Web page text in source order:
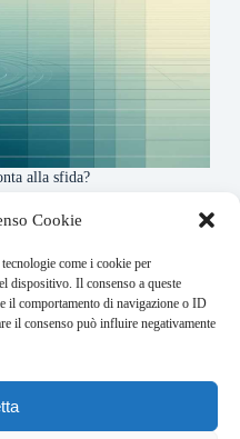
Cookie
come i cookie per
dispositivo. Il consenso a queste
il comportamento di navigazione o ID
il consenso può influire negativamente
alla sfida?
per te le notizie più
- VERONA (VR)